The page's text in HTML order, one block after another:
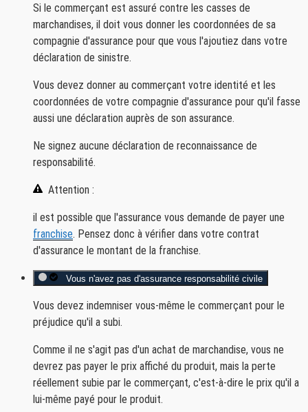
Si le commerçant est assuré contre les casses de
marchandises, il doit vous donner les coordonnées de sa
compagnie d'assurance pour que vous l'ajoutiez dans votre
déclaration de sinistre.
Vous devez donner au commerçant votre identité et les
coordonnées de votre compagnie d'assurance pour qu'il fasse
aussi une déclaration auprès de son assurance.
Ne signez aucune déclaration de reconnaissance de
responsabilité.
Attention :
il est possible que l'assurance vous demande de payer une
franchise. Pensez donc à vérifier dans votre contrat
d'assurance le montant de la franchise.
Vous n'avez pas d'assurance responsabilité civile
Vous devez indemniser vous-même le commerçant pour le
préjudice qu'il a subi.
Comme il ne s'agit pas d'un achat de marchandise, vous ne
devrez pas payer le prix affiché du produit, mais la perte
réellement subie par le commerçant, c'est-à-dire le prix qu'il a
lui-même payé pour le produit.